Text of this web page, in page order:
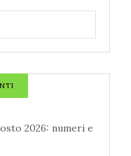
2026: numeri e